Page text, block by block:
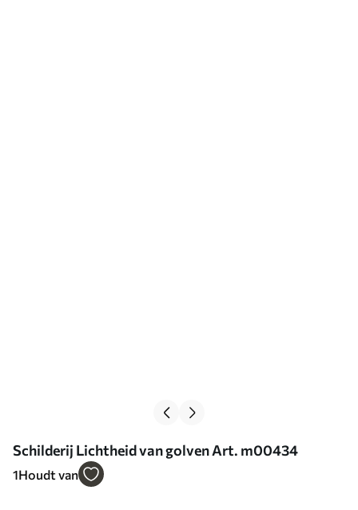
Schilderij Lichtheid van golven Art. m00434
1Houdt van